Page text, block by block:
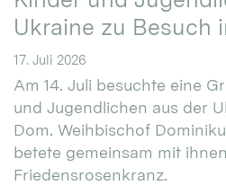
Ukraine zu Besuch
17. Juli 2026
Am 14. Juli besuchte eine
und Jugendlichen aus der
Dom. Weihbischof
betete gemeinsam mit
Friedensrosenkranz.